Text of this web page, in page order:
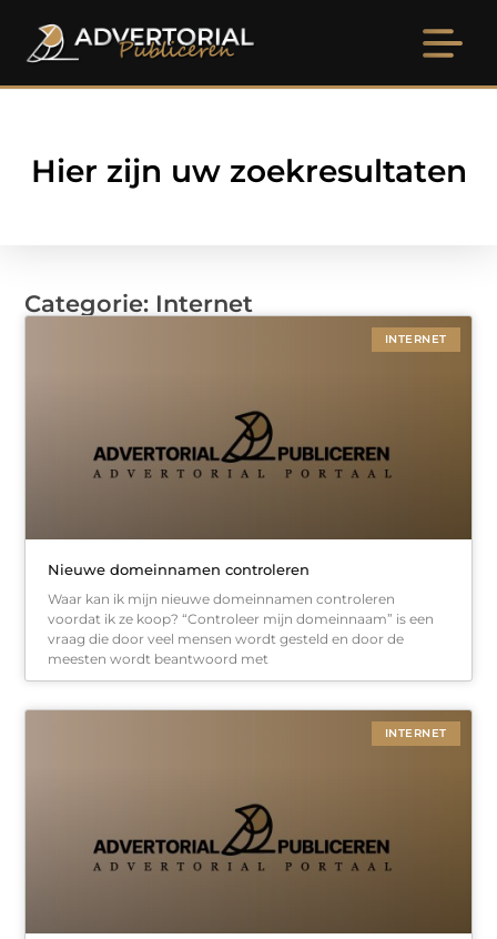
Hier zijn uw zoekresultaten
Categorie: Internet
INTERNET
Nieuwe domeinnamen controleren
Waar kan ik mijn nieuwe domeinnamen controleren
voordat ik ze koop? “Controleer mijn domeinnaam” is een
vraag die door veel mensen wordt gesteld en door de
meesten wordt beantwoord met
INTERNET